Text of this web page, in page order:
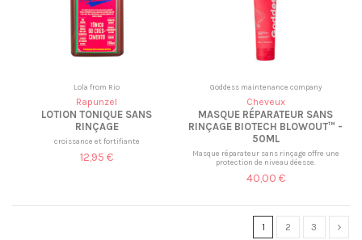
Lola from Rio
Rapunzel
LOTION TONIQUE SANS
RINÇAGE
croissance et fortifiante
12,95 €
Goddess maintenance company
Cheveux
MASQUE RÉPARATEUR SANS
RINÇAGE BIOTECH BLOWOUT™ -
50ML
Masque réparateur sans rinçage offre une
protection de niveau déesse.
40,00 €
1 2 3